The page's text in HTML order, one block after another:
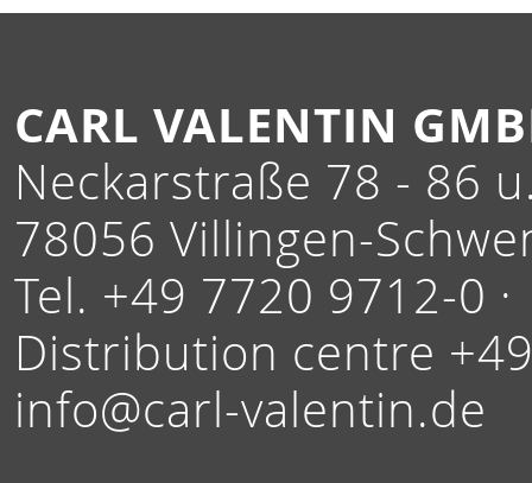
CARL VALENTIN
Neckarstraße 78 - 86
78056 Villingen-
Tel. +49 7720 9712-0 ·
Distribution centre
info@carl-valentin.de